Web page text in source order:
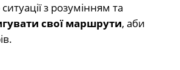
з розумінням та
свої маршрути, аби